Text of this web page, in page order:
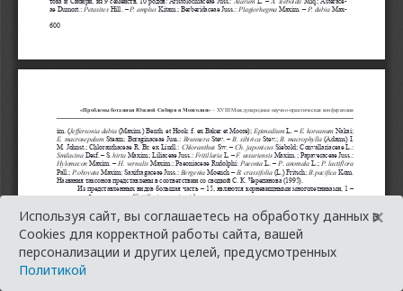
Используя сайт, вы соглашаетесь на обработку данных в
Cookies для корректной работы сайта, вашей
персонализации и других целей, предусмотренных
Политикой
×